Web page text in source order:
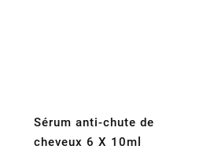
Sérum anti-chute de
cheveux 6 X 10ml